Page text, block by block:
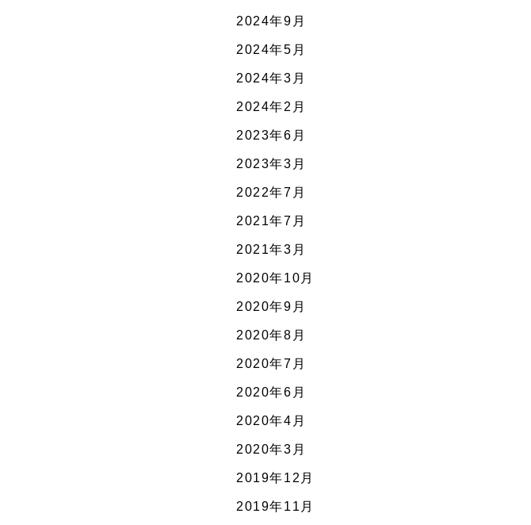
2024年9月
2024年5月
2024年3月
2024年2月
2023年6月
2023年3月
2022年7月
2021年7月
2021年3月
2020年10月
2020年9月
2020年8月
2020年7月
2020年6月
2020年4月
2020年3月
2019年12月
2019年11月